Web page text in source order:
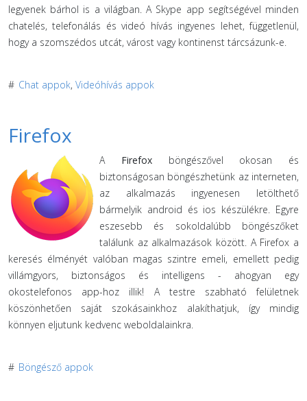
legyenek bárhol is a világban. A Skype app segítségével minden
chatelés, telefonálás és videó hívás ingyenes lehet, függetlenül,
hogy a szomszédos utcát, várost vagy kontinenst tárcsázunk-e.
# Chat appok, Videóhívás appok
Firefox
A Firefoxböngészővel okosan és
biztonságosan böngészhetünk az interneten,
az alkalmazás ingyenesen letölthető
bármelyik android és ios készülékre. Egyre
eszesebb és sokoldalúbb böngészőket
találunk az alkalmazások között. A Firefox a
keresés élményét valóban magas szintre emeli, emellett pedig
villámgyors, biztonságos és intelligens - ahogyan egy
okostelefonos app-hoz illik! A testre szabható felületnek
köszönhetően saját szokásainkhoz alakíthatjuk, így mindig
könnyen eljutunk kedvenc weboldalainkra.
# Böngésző appok